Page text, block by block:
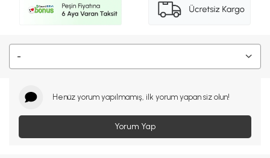
-
Henüz yorum yapılmamış, ilk yorum yapan siz olun!
Yorum Yap